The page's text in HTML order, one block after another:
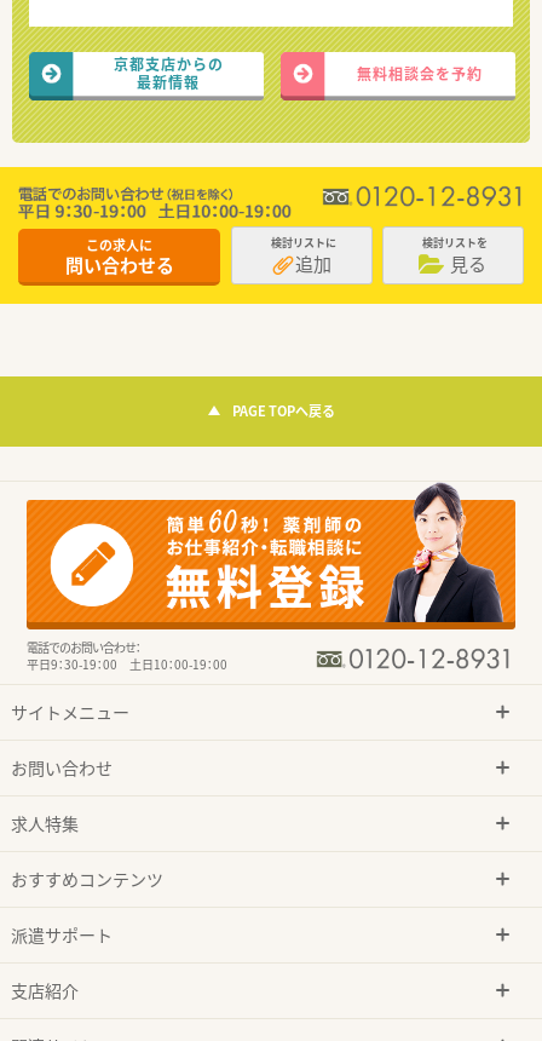
京都支店からの
最新情報
無料相談会を予約
この求人に
問い合わせる
検討リストに
追加
検討リストを
見る
PAGE TOPへ戻る
電話でのお問い合わせ：
平日9：30-19：00 土日10：00-19：00
サイトメニュー
お問い合わせ
求人特集
おすすめコンテンツ
派遣サポート
支店紹介